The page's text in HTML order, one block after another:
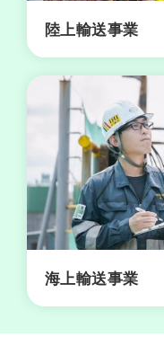
陸上輸送事業
海上輸送事業